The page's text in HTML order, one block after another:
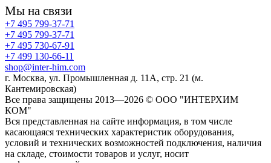
Мы на связи
+7 495 799-37-71
+7 495 799-37-71
+7 495 730-67-91
+7 499 130-66-11
shop@inter-him.com
г. Москва, ул. Промышленная д. 11А, стр. 21 (м.
Кантемировская)
Все права защищены 2013—2026 © OOO "ИНТЕРХИМ
КОМ"
Вся представленная на сайте информация, в том числе
касающаяся технических характеристик оборудования,
условий и технических возможностей подключения, наличия
на складе, стоимости товаров и услуг, носит